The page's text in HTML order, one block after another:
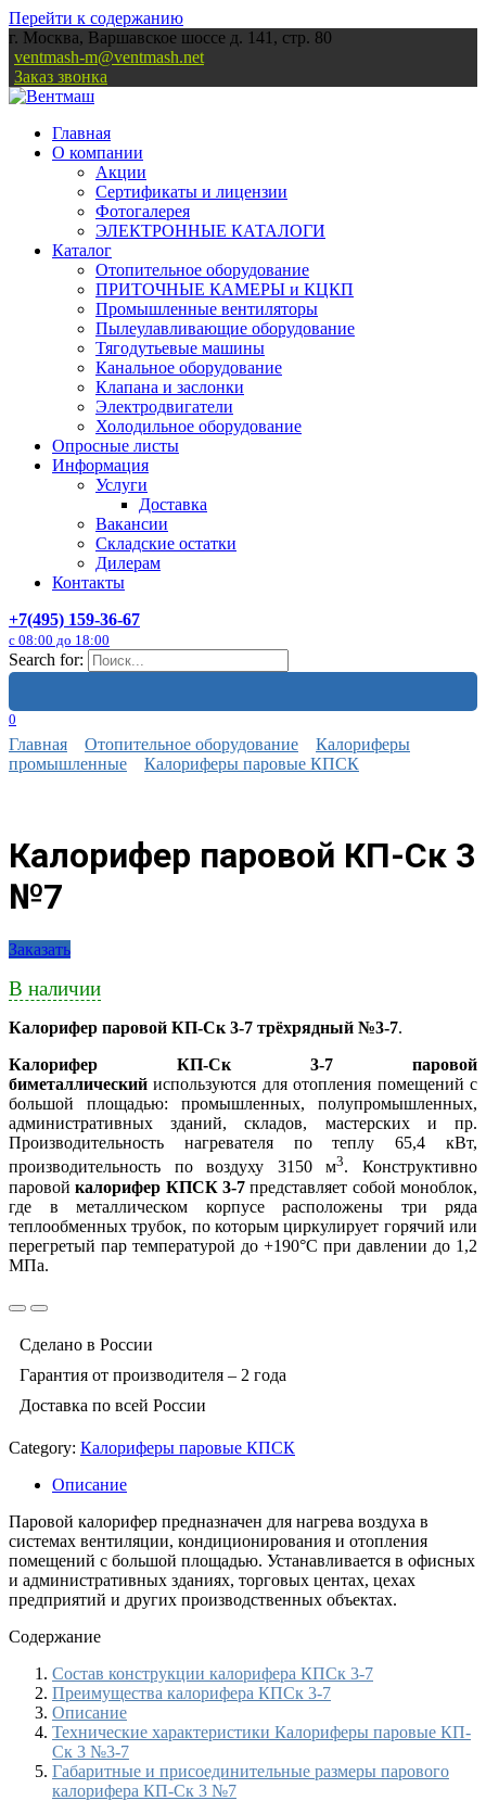
Перейти к содержанию
г. Москва, Варшавское шоссе д. 141, стр. 80
ventmash-m@ventmash.net
Заказ звонка
Главная
О компании
Акции
Сертификаты и лицензии
Фотогалерея
ЭЛЕКТРОННЫЕ КАТАЛОГИ
Каталог
Отопительное оборудование
ПРИТОЧНЫЕ КАМЕРЫ и КЦКП
Промышленные вентиляторы
Пылеулавливающие оборудование
Тягодутьевые машины
Канальное оборудование
Клапана и заслонки
Электродвигатели
Холодильное оборудование
Опросные листы
Информация
Услуги
Доставка
Вакансии
Складские остатки
Дилерам
Контакты
+7(495) 159-36-67
с 08:00 до 18:00
Search for:
0
Главная Отопительное оборудование
Калориферы
промышленные
Калориферы паровые КПСК
Калорифер паровой КП-Ск 3
№7
Заказать
В наличии
Калорифер паровой КП-Ск 3-7 трёхрядный №3-7.
Калорифер КП-Ск 3-7 паровой
биметаллический используются для отопления помещений с
большой площадью: промышленных, полупромышленных,
административных зданий, складов, мастерских и пр.
Производительность нагревателя по теплу 65,4 кВт,
производительность по воздуху 3150 м3. Конструктивно
паровойкалорифер КПСК 3-7 представляет собой моноблок,
где в металлическом корпусе расположены три ряда
теплообменных трубок, по которым циркулирует горячий или
перегретый пар температурой до +190°С при давлении до 1,2
МПа.
Сделано в России
Гарантия от производителя – 2 года
Доставка по всей России
Category: Калориферы паровые КПСК
Описание
Паровой калорифер предназначен для нагрева воздуха в
системах вентиляции, кондиционирования и отопления
помещений с большой площадью. Устанавливается в офисных
и административных зданиях, торговых центах, цехах
предприятий и других производственных объектах.
Содержание
Состав конструкции калорифера КПСк 3-7
Преимущества калорифера КПСк 3-7
Описание
Технические характеристики Калориферы паровые КП-
Ск 3 №3-7
Габаритные и присоединительные размеры парового
калорифера КП-Ск 3 №7